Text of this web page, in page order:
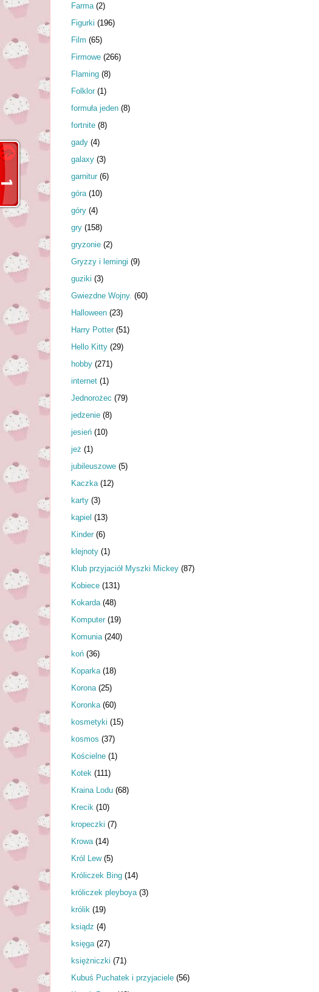
Farma (2)
Figurki (196)
Film (65)
Firmowe (266)
Flaming (8)
Folklor (1)
formuła jeden (8)
fortnite (8)
gady (4)
galaxy (3)
garnitur (6)
góra (10)
góry (4)
gry (158)
gryzonie (2)
Gryzzy i lemingi (9)
guziki (3)
Gwiezdne Wojny. (60)
Halloween (23)
Harry Potter (51)
Hello Kitty (29)
hobby (271)
internet (1)
Jednorożec (79)
jedzenie (8)
jesień (10)
jeż (1)
jubileuszowe (5)
Kaczka (12)
karty (3)
kąpiel (13)
Kinder (6)
klejnoty (1)
Klub przyjaciół Myszki Mickey (87)
Kobiece (131)
Kokarda (48)
Komputer (19)
Komunia (240)
koń (36)
Koparka (18)
Korona (25)
Koronka (60)
kosmetyki (15)
kosmos (37)
Kościelne (1)
Kotek (111)
Kraina Lodu (68)
Krecik (10)
kropeczki (7)
Krowa (14)
Król Lew (5)
Króliczek Bing (14)
króliczek pleyboya (3)
królik (19)
ksiądz (4)
księga (27)
księżniczki (71)
Kubuś Puchatek i przyjaciele (56)